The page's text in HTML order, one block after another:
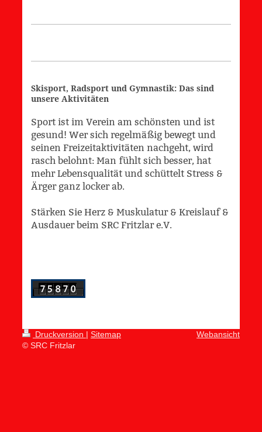
Skisport, Radsport und Gymnastik: Das sind
unsere Aktivitäten
Sport ist im Verein am schönsten und ist
gesund! Wer sich regelmäßig bewegt und
seinen Freizeitaktivitäten nachgeht, wird
rasch belohnt: Man fühlt sich besser, hat
mehr Lebensqualität und schüttelt Stress &
Ärger ganz locker ab.
Stärken Sie Herz & Muskulatur & Kreislauf &
Ausdauer beim SRC Fritzlar e.V.
Druckversion | Sitemap
© SRC Fritzlar
Webansicht